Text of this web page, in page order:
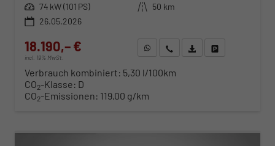
Leistung 74 kW (101 PS) Kilometerstand 50 km
26.05.2026
18.190,– €
incl. 19% MwSt.
WhatsApp anfragen
Wir rufen Sie anFahrzeugexposé (PDF)
Verbrauch kombiniert: 5,30 l/100km
CO2-Klasse: D
CO2-Emissionen: 119,00 g/km